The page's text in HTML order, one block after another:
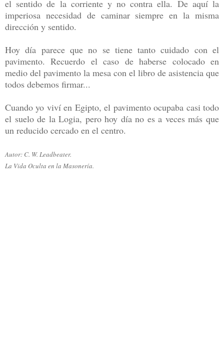
el sentido de la corriente y no contra ella. De aquí la
imperiosa necesidad de caminar siempre en la misma
dirección y sentido.
Hoy día parece que no se tiene tanto cuidado con el
pavimento. Recuerdo el caso de haberse colocado en
medio del pavimento la mesa con el libro de asistencia que
todos debemos firmar...
Cuando yo viví en Egipto, el pavimento ocupaba casi todo
el suelo de la Logia, pero hoy día no es a veces más que
un reducido cercado en el centro.
Autor: C. W. Leadbeater.
La Vida Oculta en la Masonería.